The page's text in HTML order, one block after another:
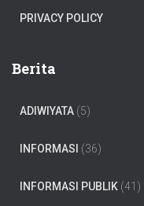
PRIVACY POLICY
Berita
ADIWIYATA (5)
INFORMASI (36)
INFORMASI PUBLIK (41)